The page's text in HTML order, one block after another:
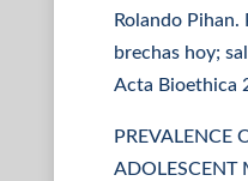
Rolando Pihan.
brechas hoy;
Acta Bioethica
PREVALENCE
ADOLESCENT